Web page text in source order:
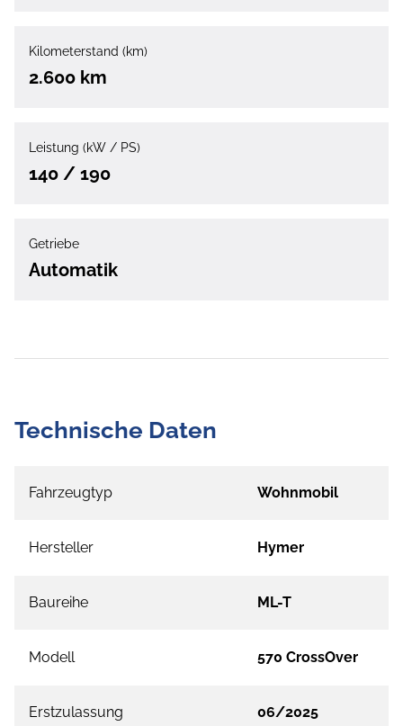
Kilometerstand (km)
2.600 km
Leistung (kW / PS)
140 / 190
Getriebe
Automatik
Technische Daten
Fahrzeugtyp Wohnmobil
Hersteller Hymer
Baureihe ML-T
Modell 570 CrossOver
Erstzulassung 06/2025